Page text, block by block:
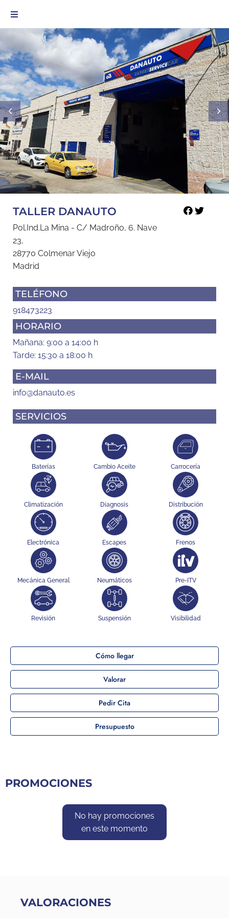
TALLER DANAUTO
Pol.Ind.La Mina - C/ Madroño, 6. Nave
23,
28770 Colmenar Viejo
Madrid
TELÉFONO
918473223
HORARIO
Mañana: 9:00 a 14:00 h
Tarde: 15:30 a 18:00 h
E-MAIL
info@danauto.es
SERVICIOS
Baterías Cambio Aceite Carrocería
Climatización Diagnosis Distribución
Electrónica Escapes Frenos
Mecánica General Neumáticos Pre-ITV
Revisión Suspensión Visibilidad
Cómo llegar
Valorar
Pedir Cita
Presupuesto
PROMOCIONES
No hay promociones
en este momento
VALORACIONES